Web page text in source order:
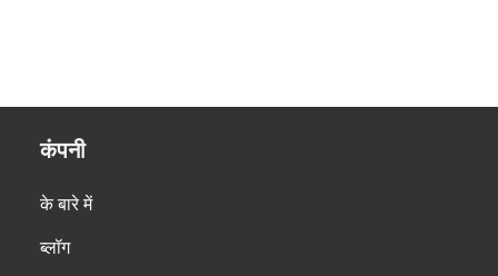
कंपनी
के बारे में
ब्लॉग